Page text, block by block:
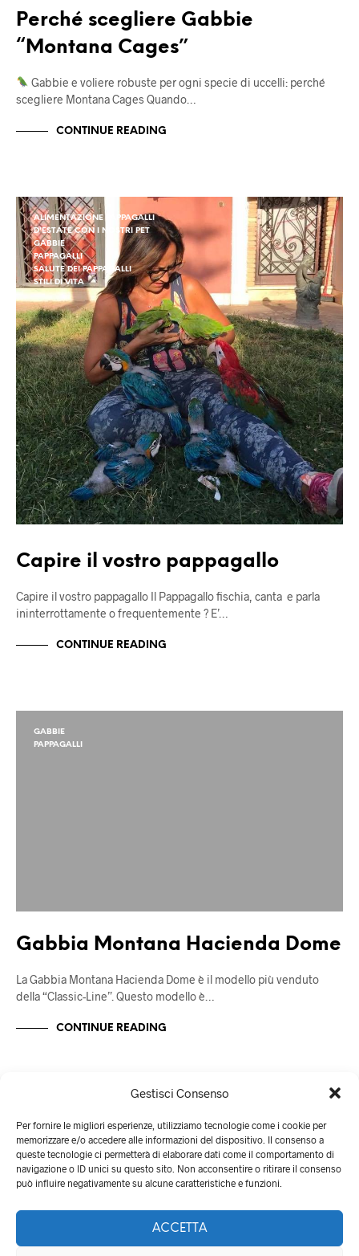
Gestisci Consenso
Per fornire le migliori esperienze, utilizziamo tecnologie come i cookie per
memorizzare e/o accedere alle informazioni del dispositivo. Il consenso a
queste tecnologie ci permetterà di elaborare dati come il comportamento di
navigazione o ID unici su questo sito. Non acconsentire o ritirare il consenso
può influire negativamente su alcune caratteristiche e funzioni.
ACCETTA
Perché scegliere Gabbie
“Montana Cages”
Gabbie e voliere robuste per ogni specie di uccelli: perché
scegliere Montana Cages Quando…
CONTINUE READING
ALIMENTAZIONE PAPPAGALLI
D'ESTATE CON I NOSTRI PET
GABBIE
PAPPAGALLI
SALUTE DEI PAPPAGALLI
STILI DI VITA
Capire il vostro pappagallo
Capire il vostro pappagallo Il Pappagallo fischia, canta e parla
ininterrottamente o frequentemente ? E’…
CONTINUE READING
GABBIE
PAPPAGALLI
Gabbia Montana Hacienda Dome
La Gabbia Montana Hacienda Dome è il modello più venduto
della “Classic-Line”. Questo modello è…
CONTINUE READING